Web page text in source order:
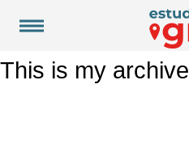
This is my archive